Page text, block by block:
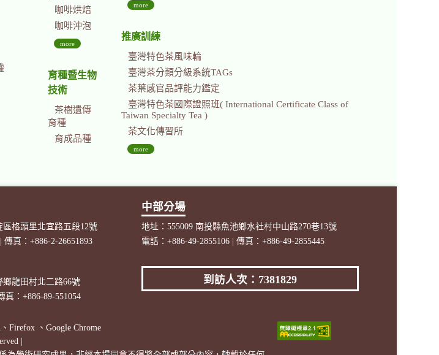
咖啡烘焙
咖啡沖泡
more
育種暨生物
技術
茶樹遺傳
育種
育成品種
more
推廣訓練
臺灣特色茶風味輪
臺灣茶分類分級系統TAGs
茶葉感官品評能力鑑定
臺灣特色茶國際證照班( International Certificate Class of
Taiwan Specialty Tea )
茶文化傳習所
more
區格頭里北宜路五段12號
傳真：+886-2-26651893
中部分場
地址：555009 南投縣魚池鄉水社村中山路270巷13號
電話：+886-49-2855106 | 傳真：+886-49-2855445
鄉龍田村北二路66號
真：+886-89-551054
到訪人次：7381829
Firefox 、Google Chrome